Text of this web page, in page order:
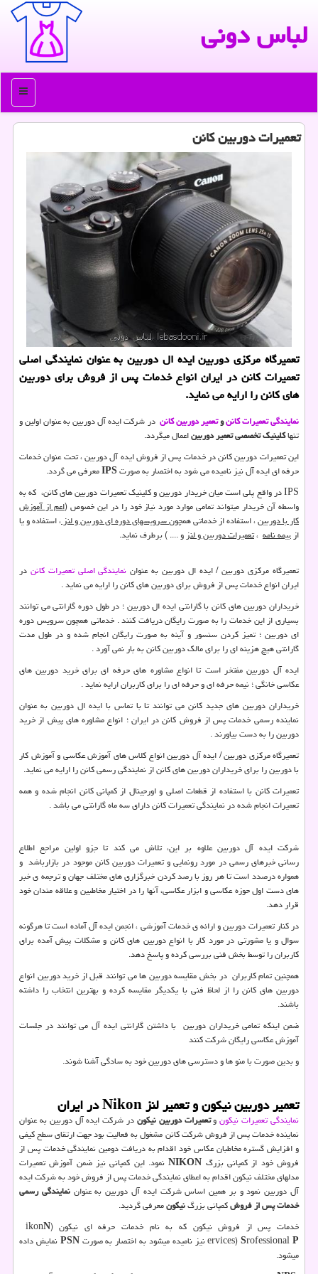
لباس دونی
منو
تعمیرات دوربین كانن
تعمیرگاه مركزی دوربین ایده ال دوربین به عنوان نمایندگی اصلی
تعمیرات كانن در ایران انواع خدمات پس از فروش برای دوربین
های كانن را ارایه می نماید.
نمایندگی تعمیرات کاننوتعمیر دوربین کانن در شرکت ایده آل دوربین به عنوان اولین و
تنهاکلینیک تخصصی تعمیر دوربیناعمال میگردد.
این تعمیرات دوربین کانن در خدمات پس از فروش ایده آل دوربین ، تحت عنوان خدمات
حرفه ای ایده آل نیز نامیده می شود به اختصار به صورتIPSمعرفی می گردد.
IPSدر واقع پلی است میان خریدار دوربین و کلینیک تعمیرات دوربین های کانن، که به
واسطه آن خریدار میتواند تمامی موارد مورد نیاز خود را در این خصوص (اعم از آموزش
کار با دوربین، استفاده از خدماتی همچونسرویسهای دوره ای دوربین و لنز، استفاده و یا
ازبیمه نامه ،تعمیرات دوربین و لنزو .... ) برطرف نماید.
تعمیرگاه مرکزی دوربین / ایده ال دوربین به عنوان نمایندگی اصلی تعمیرات کانن در
ایران انواع خدمات پس از فروش برای دوربین های کانن را ارایه می نماید .
خریداران دوربین های کانن با گارانتی ایده ال دوربین ؛ در طول دوره گارانتی می توانند
بسیاری از این خدمات را به صورت رایگان دریافت کنند . خدماتی همچون سرویس دوره
ای دوربین ؛ تمیز کردن سنسور و آینه به صورت رایگان انجام شده و در طول مدت
گارانتی هیچ هزینه ای را برای مالک دوربین کانن به بار نمی آورد .
ایده آل دوربین مفتخر است تا انواع مشاوره های حرفه ای برای خرید دوربین های
عکاسی خانگی ؛ نیمه حرفه ای و حرفه ای را برای کاربران ارایه نماید .
خریداران دوربین های جدید کانن می توانند تا با تماس با ایده ال دوربین به عنوان
نماینده رسمی خدمات پس از فروش کانن در ایران ؛ انواع مشاوره های پیش از خرید
دوربین را به دست بیاورند .
تعمیرگاه مرکزی دوربین / ایده آل دوربین انواع کلاس های آموزش عکاسی و آموزش کار
با دوربین را برای خریداران دوربین های کانن از نمایندگی رسمی کانن را ارایه می نماید.
تعمیرات کانن با استفاده از قطعات اصلی و اورجینال از کمپانی کانن انجام شده و همه
تعمیرات انجام شده در نمایندگی تعمیرات کانن دارای سه ماه گارانتی می باشد .
شرکت ایده آل دوربین علاوه بر این، تلاش می کند تا جزو اولین مراجع اطلاع
رسانی خبرهای رسمی در مورد رونمایی و تعمیرات دوربین کانن موجود در بازارباشد و
همواره درصدد است تا هر روز با رصد کردن خبرگزاری های مختلف جهان و ترجمه ی خبر
های دست اول حوزه عکاسی و ابزار عکاسی، آنها را در اختیار مخاطبین و علاقه مندان خود
قرار دهد.
در کنار تعمیرات دوربین و ارائه ی خدمات آموزشی ، انجمن ایده آل آماده است تا هرگونه
سوال و یا مشورتی در مورد کار با انواع دوربین های کانن و مشکلات پیش آمده برای
کاربران را توسط بخش فنی بررسی کرده و پاسخ دهد.
همچنین تمام کاربران در بخش مقایسه دوربین ها می توانند قبل از خرید دوربین انواع
دوربین های کانن را از لحاظ فنی با یکدیگر مقایسه کرده و بهترین انتخاب را داشته
باشند.
ضمن اینکه تمامی خریداران دوربین با داشتن گارانتی ایده آل می توانند در جلسات
آموزش عکاسی رایگان شرکت کنند
و بدین صورت با منو ها و دسترسی های دوربین خود به سادگی آشنا شوند.
تعمیر دوربين نیکون و تعمیر لنز Nikon در ایران
نمایندگی تعمیرات نیکونوتعمیرات دوربین نیکوندر شرکت ایده آل دوربین به عنوان
نماینده خدمات پس از فروش شرکت کانن مشغول به فعالیت بود جهت ارتقای سطح کیفی
و افزایش گستره مخاطبان عکاس خود اقدام به دریافت دومین نمایندگی خدمات پس از
فروش خود از کمپانی بزرگ NIKONنمود. این کمپانی نیز ضمن آموزش تعمیرات
مدلهای مختلف نیکون اقدام به اعطای نمایندگی خدمات پس از فروش خود به شرکت ایده
آل دوربین نمود و بر همین اساس شرکت ایده آل دوربین به عنواننمایندگی رسمی
خدمات پس از فروشکمپانی بزرگنیکونمعرفی گردید.
خدمات پس از فروش نیکون که به نام خدمات حرفه ای نیکون (N
ikon
P
rofessional
S
ervices)نیز نامیده میشود به اختصار به صورتN
PSنمایش داده
میشود.